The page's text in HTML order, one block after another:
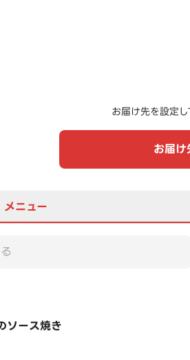
お届け先を設定
お届
メニュー
ソース焼き